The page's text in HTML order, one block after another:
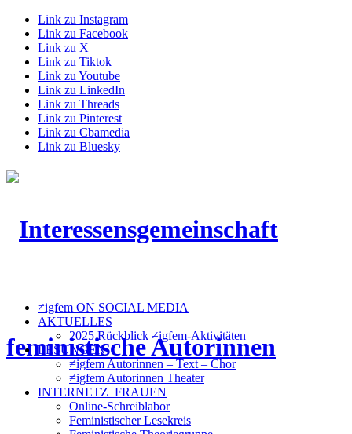
Link zu Instagram
Link zu Facebook
Link zu X
Link zu Tiktok
Link zu Youtube
Link zu LinkedIn
Link zu Threads
Link zu Pinterest
Link zu Cbamedia
Link zu Bluesky
≠igfem ON SOCIAL MEDIA
AKTUELLES
2025 Rückblick ≠igfem-Aktivitäten
LESUNGEN
≠igfem Autorinnen – Text – Chor
≠igfem Autorinnen Theater
INTERNETZ_FRAUEN
Online-Schreiblabor
Feministischer Lesekreis